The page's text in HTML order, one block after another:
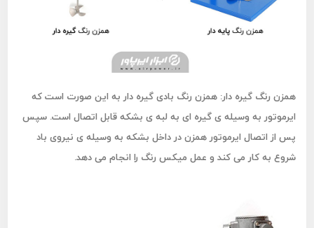
همزن رنگ گیره دار: همزن رنگ بادی گیره دار به این صورت است که
ایرموتور به وسیله ی گیره ای به لبه ی بشکه قابل اتصال است. سپس
پس از اتصال ایرموتور همزن در داخل بشکه به وسیله ی نیروی باد
شروع به کار می کند و عمل میکس رنگ را انجام می دهد.